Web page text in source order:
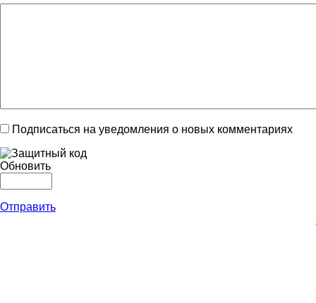
Подписаться на уведомления о новых комментариях
Обновить
Отправить